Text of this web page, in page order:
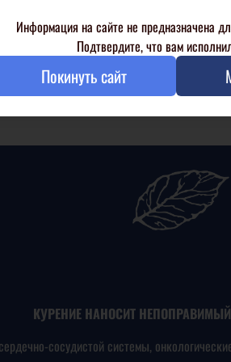
запросу ничего не
КУРЕНИЕ НАНОСИТ
сосудистой системы,
Информация на сайте не предназначена
Подтвердите, что вам
Покинуть сайт